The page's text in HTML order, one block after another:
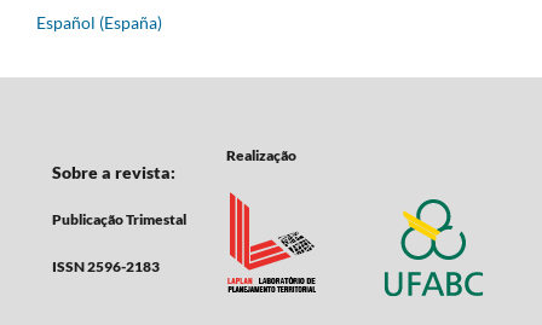
Español (España)
Sobre a revista:
Publicação Trimestal
ISSN 2596-2183
Realização